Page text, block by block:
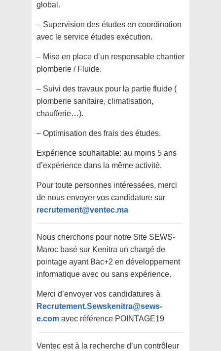
global.
– Supervision des études en coordination
avec le service études exécution.
– Mise en place d’un responsable chantier
plomberie / Fluide.
– Suivi des travaux pour la partie fluide (
plomberie sanitaire, climatisation,
chaufferie…).
– Optimisation des frais des études.
Expérience souhaitable: au moins 5 ans
d’expérience dans la même activité.
Pour toute personnes intéressées, merci
de nous envoyer vos candidature sur
recrutement@ventec.ma
Nous cherchons pour notre Site SEWS-
Maroc basé sur Kenitra un chargé de
pointage ayant Bac+2 en développement
informatique avec ou sans expérience.
Merci d’envoyer vos candidatures à
Recrutement.Sewskenitra@sews-
e.com avec référence POINTAGE19
Ventec est à la recherche d’un contrôleur